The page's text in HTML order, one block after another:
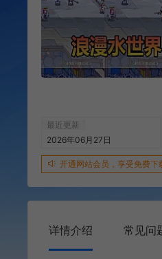
最近更新
2026年06月27日
开通网站会员，享受免费下
详情介绍 常见问